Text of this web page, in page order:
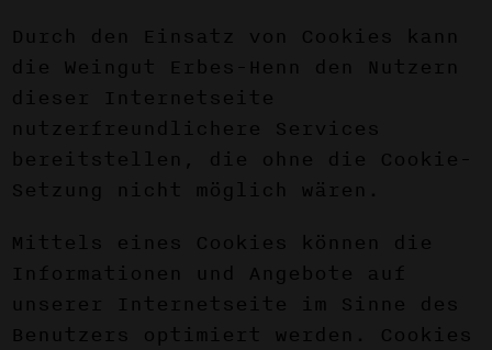
Durch den Einsatz von Cookies kann
die Weingut Erbes-Henn den Nutzern
dieser Internetseite
nutzerfreundlichere Services
bereitstellen, die ohne die Cookie-
Setzung nicht möglich wären.
Mittels eines Cookies können die
Informationen und Angebote auf
unserer Internetseite im Sinne des
Benutzers optimiert werden. Cookies